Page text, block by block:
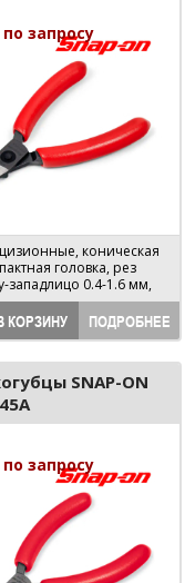
запросу
коническая
головка, рез
западлицо 0.4-1.6 мм,
КОРЗИНУ ПОДРОБНЕЕ
SNAP-ON
запросу